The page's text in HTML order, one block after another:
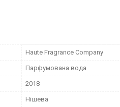
Haute Fragrance Company
Парфумована вода
2018
Нішева